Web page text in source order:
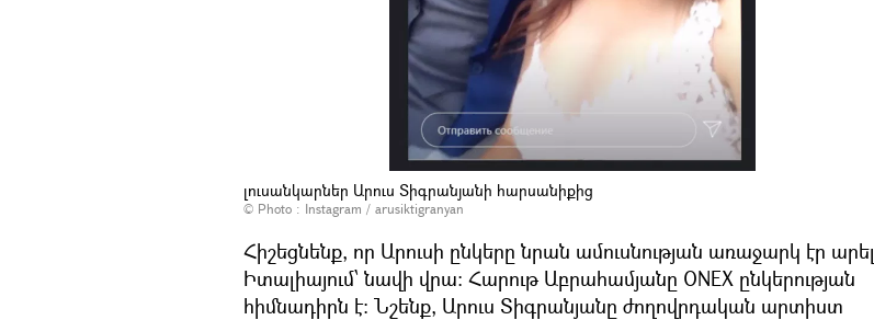
լուսանկարներ Արուս Տիգրանյանի հարսանիքից
© Photo : Instagram / arusiktigranyan
Հիշեցնենք, որ Արուսի ընկերը նրան ամուսնության առաջարկ էր արել
Իտալիայում՝ նավի վրա։ Հարութ Աբրահամյանը ONEX ընկերության
հիմնադիրն է։ Նշենք, Արուս Տիգրանյանը ժողովրդական արտիստ